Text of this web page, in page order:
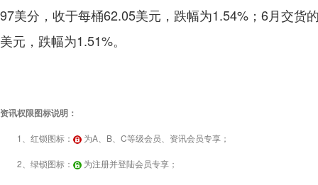
97美分，收于每桶62.05美元，跌幅为1.54%；6月交货
美元，跌幅为1.51%。
资讯权限图标说明：
1、红锁图标： 为A、B、C等级会员、资讯会员专享；
2、绿锁图标： 为注册并登陆会员专享；